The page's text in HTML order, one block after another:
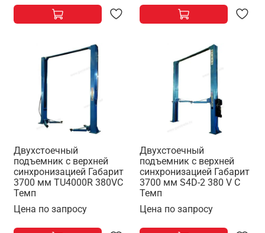
Двухстоечный
подъемник с верхней
синхронизацией Габарит
3700 мм TU4000R 380VC
Темп
Цена по запросу
Двухстоечный
подъемник с верхней
синхронизацией Габарит
3700 мм S4D-2 380 V C
Темп
Цена по запросу